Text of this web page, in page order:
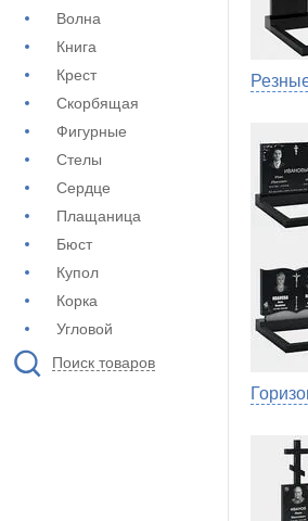
Волна
Книга
Крест
Скорбящая
Фигурные
Стелы
Сердце
Плащаница
Бюст
Купол
Корка
Угловой
Поиск товаров